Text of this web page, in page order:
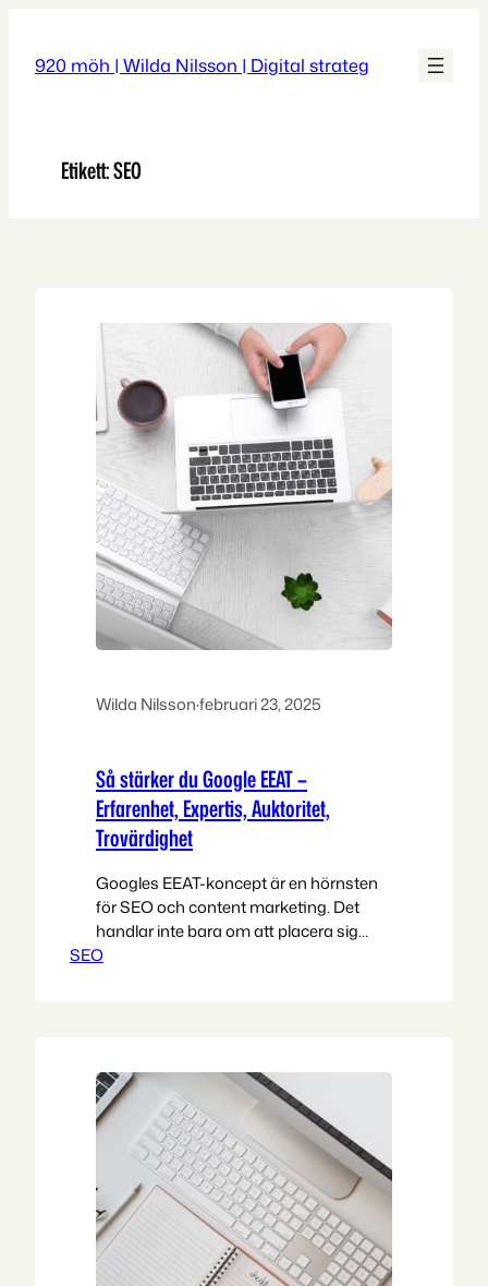
innehåll
920 möh | Wilda Nilsson | Digital strateg
Etikett:SEO
Wilda Nilsson·februari 23, 2025
Så stärker du Google EEAT –
Erfarenhet, Expertis, Auktoritet,
Trovärdighet
Googles EEAT-koncept är en hörnsten
för SEO och content marketing. Det
handlar inte bara om att placera sig
högt i sökresultaten, utan om att
Quality Evaluator Guidelines Börja med
grunden. Googles riktlinjer…
SEO